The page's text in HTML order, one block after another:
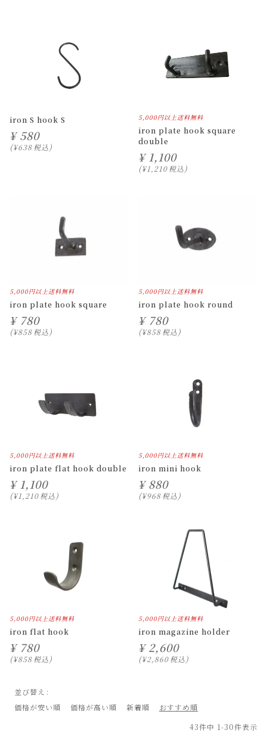
iron S hook S
¥ 580
¥638税込
5,000円以上送料無料
iron plate hook square
double
¥ 1,100
¥1,210税込
5,000円以上送料無料
iron plate hook square
¥ 780
¥858税込
5,000円以上送料無料
iron plate hook round
¥ 780
¥858税込
5,000円以上送料無料
iron plate flat hook double
¥ 1,100
¥1,210税込
5,000円以上送料無料
iron mini hook
¥ 880
¥968税込
5,000円以上送料無料
iron flat hook
¥ 780
¥858税込
5,000円以上送料無料
iron magazine holder
¥ 2,600
¥2,860税込
並び替え
価格が安い順
価格が高い順 新着順
おすすめ順
43件中 1-30件表示